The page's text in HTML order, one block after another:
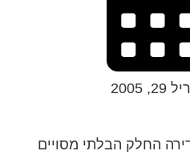
2005
החלק הבלתי מסויים